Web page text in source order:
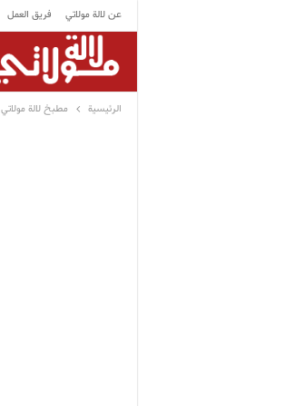
عن لالة مولاتي فريق العمل
الرئيسية مطبخ لالة مولاتي